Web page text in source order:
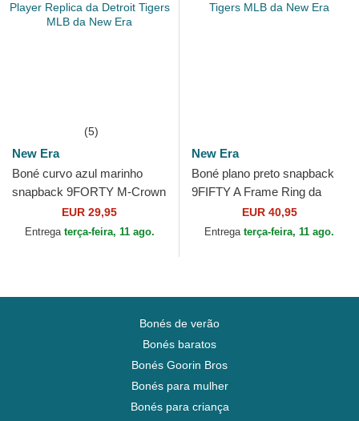
(5)
New Era
Boné curvo azul marinho
snapback 9FORTY M-Crown
Player Replica da Detroit
Tigers MLB da New Era
EUR 29,95
Entrega terça-feira, 11 ago.
New Era
Boné plano preto snapback
9FIFTY A Frame Ring da
Detroit Tigers MLB da New
Era
EUR 40,95
Entrega terça-feira, 11 ago.
Bonés de verão
Bonés baratos
Bonés Goorin Bros
Bonés para mulher
Bonés para criança